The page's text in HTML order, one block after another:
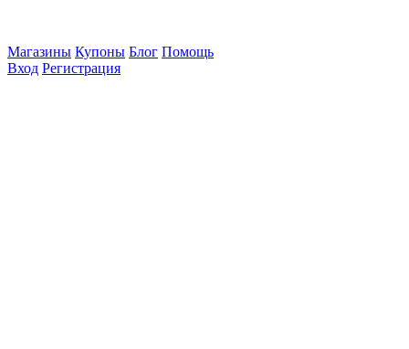
Магазины Купоны Блог Помощь
Вход Регистрация